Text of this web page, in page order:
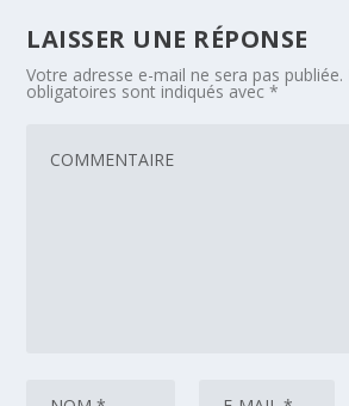
LAISSER UNE RÉPONSE
Votre adresse e-mail ne sera pas publiée.
obligatoires sont indiqués avec*